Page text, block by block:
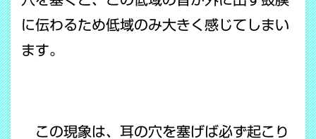
に伝わるため低域のみ大きく感じてしまい
ます。
この現象は、耳の穴を塞げば必ず起こり